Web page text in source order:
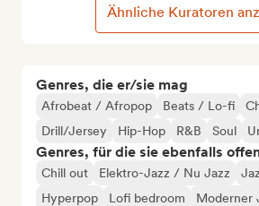
Genres, die er/sie mag
Afrobeat / Afropop Beats / Lo-fi
Drill/Jersey
Hip-Hop R&B Soul
Genres, für die sie ebenfalls
Chill out Elektro-Jazz / Nu Jazz
Hyperpop
Lofi bedroom
Moderner
Ähnliche Kuratoren